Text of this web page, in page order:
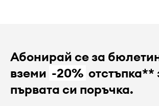
Абонирай се за
вземи -20% отстъпка**
първата си поръчка.